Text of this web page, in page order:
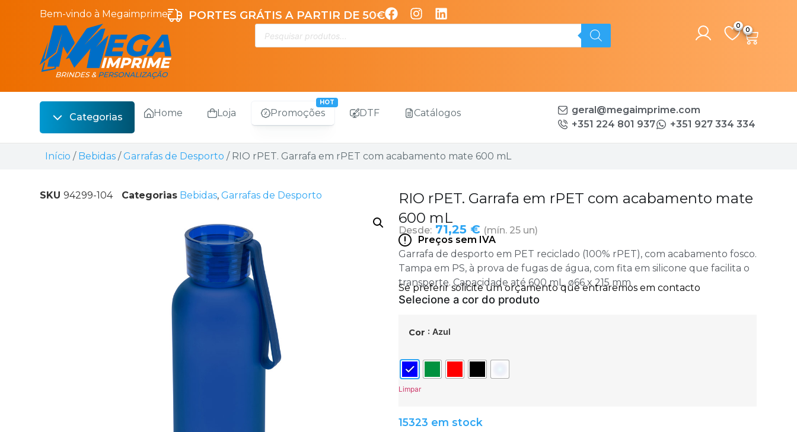
Bem-vindo à Megaimprime PORTES GRÁTIS A PARTIR DE 50€
0
Categorias
Escrita
Bebidas
Sacos
Home Loja Promoções DTF Catálogos
geral@megaimprime.com
+351 224 801 937
+351 927 334 334
Início / Bebidas /Garrafas de Desporto / RIO rPET. Garrafa em rPET com acabamento mate 600 mL
SKU94299-104 Categorias Bebidas,Garrafas de Desporto
RIO rPET. Garrafa em rPET com acabamento mate
600 mL
Desde: 71,25 € (mín. 25 un)
Preços sem IVA
Garrafa de desporto em PET reciclado (100% rPET), com acabamento fosco.
Tampa em PS, à prova de fugas de água, com fita em silicone que facilita o
transporte. Capacidade até 600 mL. ø66 x 215 mm
Cor : Azul
Limpar
15323 em stock